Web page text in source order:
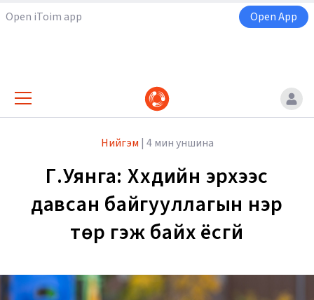
Open iToim app Open App
Нийгэм | 4 мин уншина
Г.Уянга: Хүүхдийн эрхээс
давсан байгууллагын нэр
төр гэж байх ёсгүй